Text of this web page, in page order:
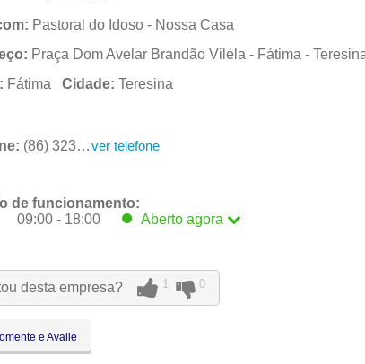
Pastoral do Idoso - Nossa Casa
Praça Dom Avelar Brandão Viléla - Fátima -
Fátima Cidade: Teresina
(86) 3232-1132 ver telefone
de funcionamento:
09:00 - 18:00 Aberto agora
09:00 - 18:00
09:00 - 18:00
Fechado
desta empresa? 1 0
e Avalie